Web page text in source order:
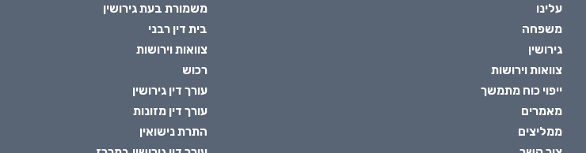
עלינו
משפחה
גירושין
צוואות וירושות
ייפוי כוח מתמשך
מאמרים
ממליצים
משמורת בעת גירושין
בית דין רבני
צוואות וירושות
רכוש
עורך דין גירושין
עורך דין מזונות
התרת נישואין